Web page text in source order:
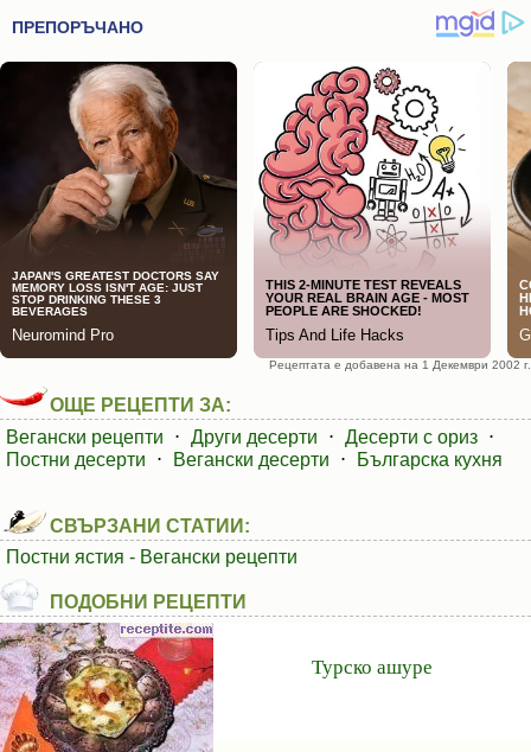
Рецептата е добавена на 1 Декември 2002 г.
ОЩЕ РЕЦЕПТИ ЗА:
Вегански рецепти
⋅ Други десерти ⋅ Десерти с ориз ⋅
Постни десерти
⋅ Вегански десерти ⋅ Българска кухня
СВЪРЗАНИ СТАТИИ:
Постни ястия - Вегански рецепти
ПОДОБНИ РЕЦЕПТИ
Турско ашуре